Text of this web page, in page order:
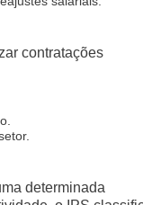
contratações
determinada